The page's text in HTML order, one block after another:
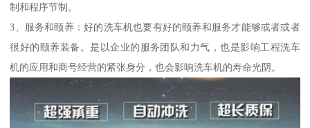
制和程序节制。
3、服务和颐养：好的洗车机也要有好的颐养和服务才能够或者或者
很好的颐养装备。是以企业的服务团队和力气，也是影响工程洗车
机的应用和商号经营的紧张身分，也会影响洗车机的寿命光阴。